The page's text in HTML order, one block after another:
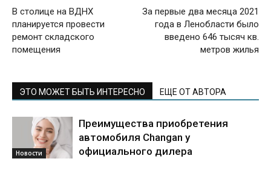
В столице на ВДНХ
планируется провести
ремонт складского
помещения
За первые два месяца 2021
года в Ленобласти было
введено 646 тысяч кв.
метров жилья
ЭТО МОЖЕТ БЫТЬ ИНТЕРЕСНО ЕЩЕ ОТ АВТОРА
Новости
Преимущества приобретения
автомобиля Changan у
официального дилера